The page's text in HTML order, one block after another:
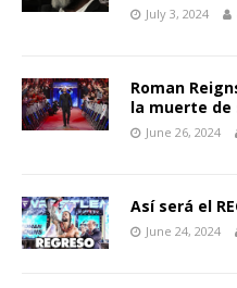
July 3, 2024
Roman
la muerte de
June 26, 2024
Así será el
June 24, 2024